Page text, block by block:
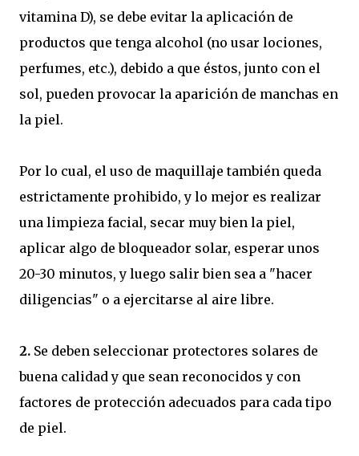
vitamina D), se debe evitar la aplicación de
productos que tenga alcohol (no usar lociones,
perfumes, etc.), debido a que éstos, junto con el
sol, pueden provocar la aparición de manchas en
la piel.
Por lo cual, el uso de maquillaje también queda
estrictamente prohibido, y lo mejor es realizar
una limpieza facial, secar muy bien la piel,
aplicar algo de bloqueador solar, esperar unos
20-30 minutos, y luego salir bien sea a "hacer
diligencias" o a ejercitarse al aire libre.
2. Se deben seleccionar protectores solares de
buena calidad y que sean reconocidos y con
factores de protección adecuados para cada tipo
de piel.